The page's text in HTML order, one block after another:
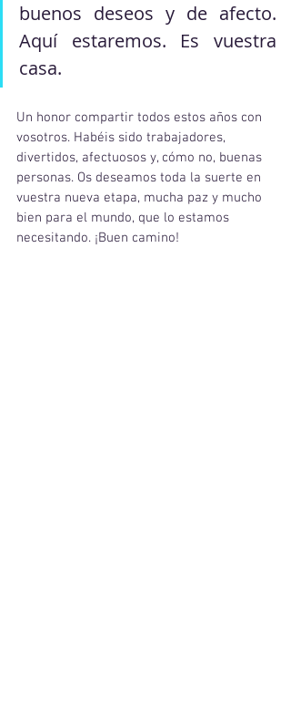
buenos deseos y de afecto.
Aquí estaremos. Es vuestra
casa.
Un honor compartir todos estos años con
vosotros. Habéis sido trabajadores,
divertidos, afectuosos y, cómo no, buenas
personas. Os deseamos toda la suerte en
vuestra nueva etapa, mucha paz y mucho
bien para el mundo, que lo estamos
necesitando. ¡Buen camino!